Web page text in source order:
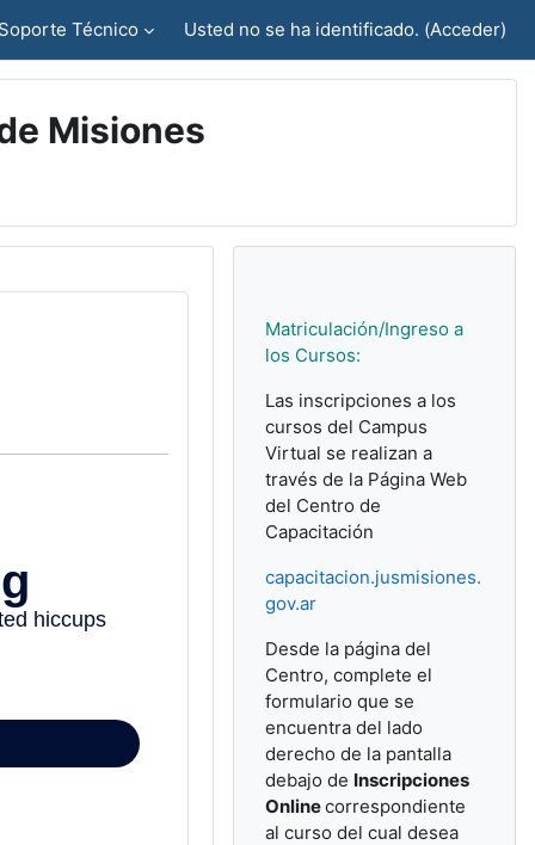
Soporte Técnico Usted no se ha identificado. (Acceder)
Misiones
Matriculación/Ingreso a
los Cursos:
Las inscripciones a los
cursos del Campus
Virtual se realizan a
través de la Página Web
del Centro de
Capacitación
capacitacion.jusmisiones.
gov.ar
Desde la página del
Centro, complete el
formulario que se
encuentra del lado
derecho de la pantalla
debajo de Inscripciones
Onlinecorrespondiente
al curso del cual desea